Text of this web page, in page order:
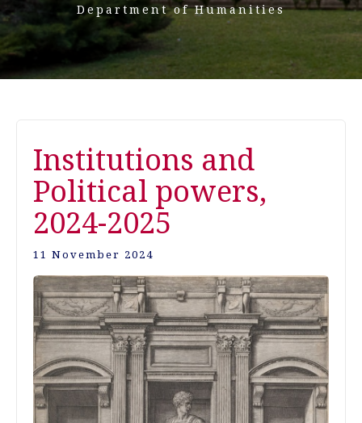
Department of Humanities
Institutions and
Political powers,
2024-2025
11 November 2024